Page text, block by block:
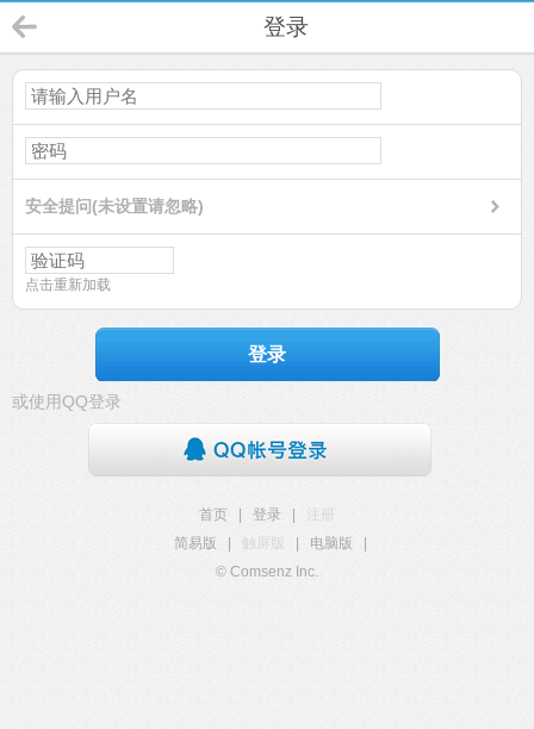
登录
安全提问(未设置请忽略)
点击重新加载
登录
或使用QQ登录
首页 登录
注册
简易版
触屏版 电脑版
© Comsenz Inc.